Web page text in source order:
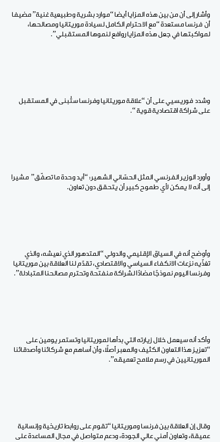
وأشار إلى أن من بين هذه المزايا أيضا “موارد بشرية وطبيعية غنية” مضيفا
أن فرنسا مستعدة “مع الاحترام الكامل لسيادة موريتانيا ومصالحها،
لمواكبتها في جعل هذه المزايا روافع لنموها المستقبلي”.
وشدد فوريسيي على أن “علاقة موريتانيا وفرنسا ستُبنى في المستقبل
على شراكة اقتصادية قوية “.
وأورد الوزير الفرنسي المثل الحسّاني الشهير: “أيد وحدة ما تصفّق” مشيرا
إلى أنه لا يمكن لأي طموح كبير أن يتحقق دون تعاون.
وأوضح أنه في السياق الإقليمي والدولي “المتدهور الذي نعيشه، والذي
تغذّيه نزعات الانكفاء السياسي والاقتصادي، تقدّم لنا العلاقة بين موريتانيا
وفرنسا اليوم نموذجًا مضادًا لشراكة منفتحة وتحترم مصالحنا المتبادلة”.
وأكد أنه سيعمل خلال زيارته التي بدأها لموريتانيا وتستمر يومين على
“تعزيز هذا التعاون الكثيف والمعبر أصلًا، وأن أساهم مع شركائنا وأصدقائنا
الموريتانيين في رسم ملامح تعميقه”.
وقال إن العلاقة بين فرنسا وموريتانيا “تقوم على روابط تاريخية وإنسانية
عميقة، وتعاون أمني عالي الجودة، ودعم متواصل في مجال المساعدة على